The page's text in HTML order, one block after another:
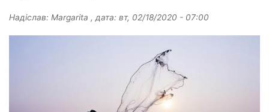
Надіслав: Margarita , дата: вт, 02/18/2020 - 07:00